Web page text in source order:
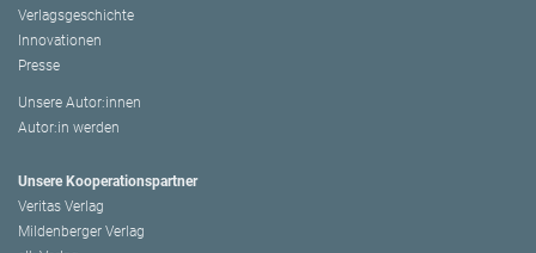
Verlagsgeschichte
Innovationen
Presse
Unsere Autor:innen
Autor:in werden
Unsere Kooperationspartner
Veritas Verlag
Mildenberger Verlag